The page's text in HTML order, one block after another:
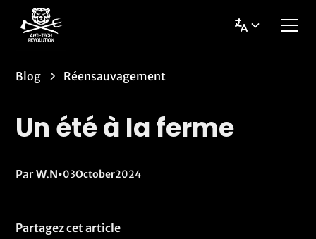
Blog Réensauvagement
Un été à la ferme
Par W.N•03October2024
Partagez cet article